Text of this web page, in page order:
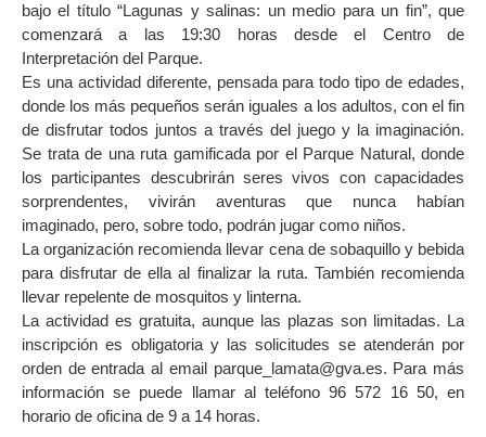
bajo el título “Lagunas y salinas: un medio para un fin”, que
comenzará a las 19:30 horas desde el Centro de
Interpretación del Parque.
Es una actividad diferente, pensada para todo tipo de edades,
donde los más pequeños serán iguales a los adultos, con el fin
de disfrutar todos juntos a través del juego y la imaginación.
Se trata de una ruta gamificada por el Parque Natural, donde
los participantes descubrirán seres vivos con capacidades
sorprendentes, vivirán aventuras que nunca habían
imaginado, pero, sobre todo, podrán jugar como niños.
La organización recomienda llevar cena de sobaquillo y bebida
para disfrutar de ella al finalizar la ruta. También recomienda
llevar repelente de mosquitos y linterna.
La actividad es gratuita, aunque las plazas son limitadas. La
inscripción es obligatoria y las solicitudes se atenderán por
orden de entrada al email parque_lamata@gva.es. Para más
información se puede llamar al teléfono 96 572 16 50, en
horario de oficina de 9 a 14 horas.